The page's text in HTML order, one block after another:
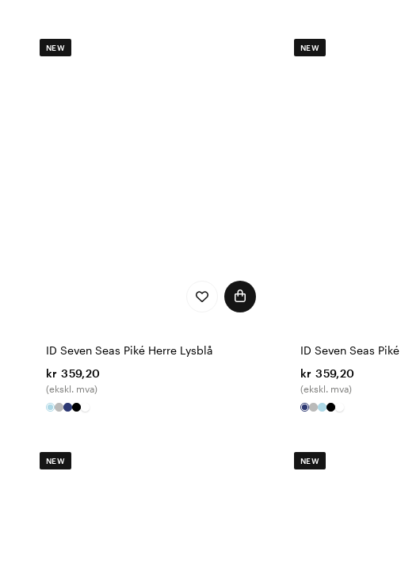
NEW
ID Seven Seas Piké Herre Lysblå
kr 359,20
(ekskl. mva)
NEW
ID Seven Seas
kr 359,20
(ekskl. mva)
NEW NEW